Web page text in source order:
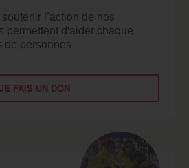
l’action de nos
permettent d'aider chaque
de personnes.
JE FAIS UN DON